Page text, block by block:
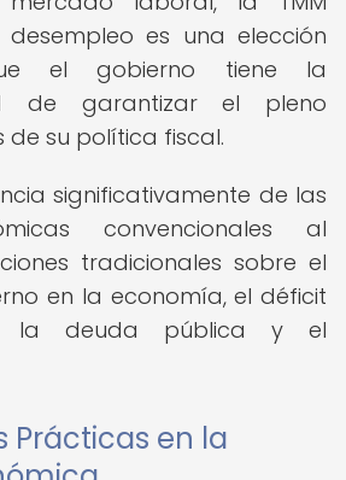
es una elección
el gobierno tiene la
de garantizar el pleno
su política fiscal.
significativamente de las
convencionales al
tradicionales sobre el
en la economía, el déficit
la deuda pública y el
Prácticas en la